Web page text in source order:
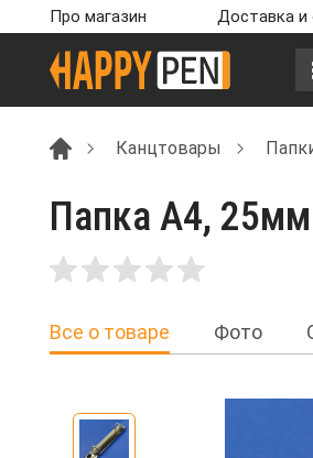
Про магазин Доставка и
Канцтовары
Папка А4,
Все о товаре Фото